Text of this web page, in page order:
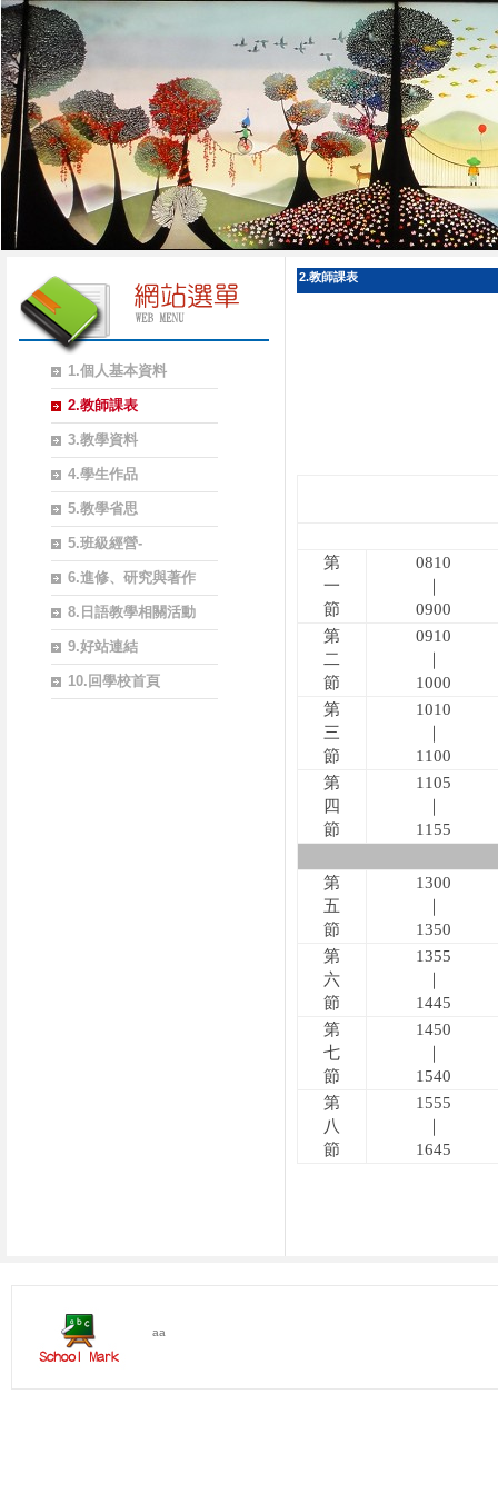
1.個人基本資料
2.教師課表
3.教學資料
4.學生作品
5.教學省思
5.班級經營-
6.進修、研究與著作
8.日語教學相關活動
9.好站連結
10.回學校首頁
2.教師課表
第
一
節
0810
0900
第
二
節
0910
1000
第
三
節
1010
1100
第
四
節
1105
1155
第
五
節
1300
1350
第
六
節
1355
1445
第
七
節
1450
1540
第
八
節
1555
1645
aa